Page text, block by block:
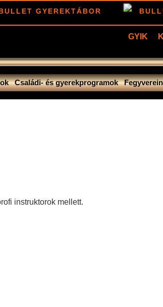
GYEREKTÁBOR
GYIK
Családi- és gyerekprogramok
instruktorok mellett.